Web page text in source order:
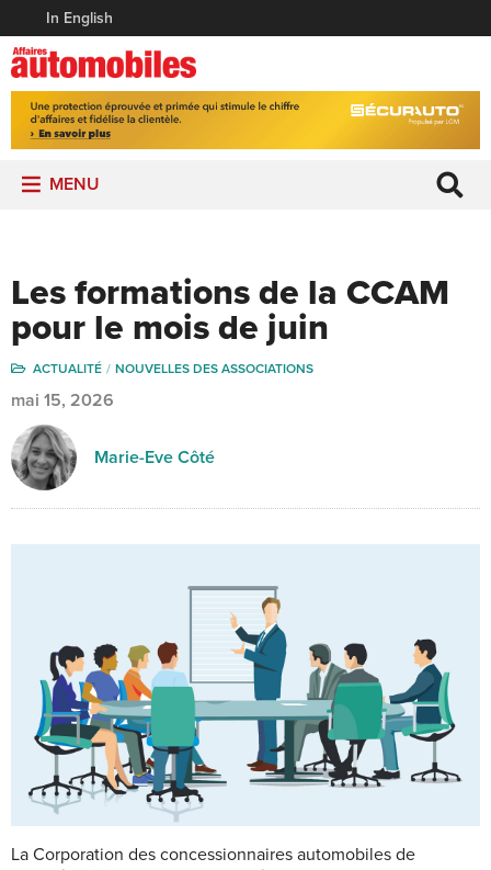
In English
MENU
Les formations de la CCAM
pour le mois de juin
ACTUALITÉ NOUVELLES DES ASSOCIATIONS
mai 15, 2026
Marie-Eve Côté
La Corporation des concessionnaires automobiles de